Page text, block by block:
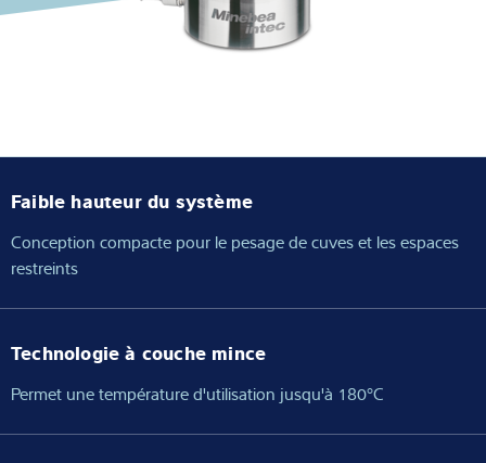
Recherche de produits
Faible hauteur du système
Conception compacte pour le pesage de cuves et les espaces
restreints
Technologie à couche mince
Permet une température d'utilisation jusqu'à 180°C